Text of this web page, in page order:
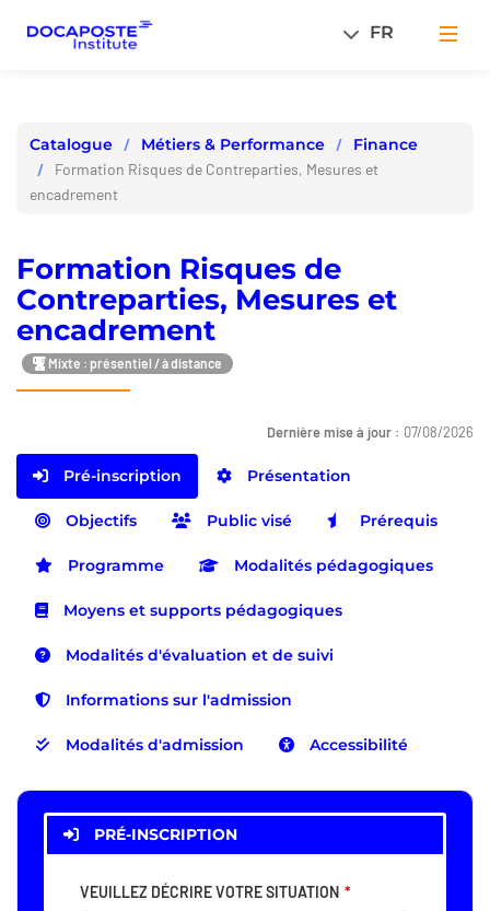
FR
Catalogue Métiers & Performance Finance
Formation Risques de Contreparties, Mesures et
encadrement
Formation Risques de
Contreparties, Mesures et
encadrement
Mixte : présentiel / à distance
Dernière mise à jour : 07/08/2026
Pré-inscription Présentation
Objectifs Public visé Prérequis
Programme Modalités pédagogiques
Moyens et supports pédagogiques
Modalités d'évaluation et de suivi
Informations sur l'admission
Modalités d'admission Accessibilité
PRÉ-INSCRIPTION
VEUILLEZ DÉCRIRE VOTRE SITUATION